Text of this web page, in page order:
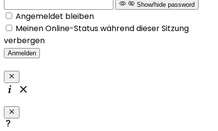
Show/hide password
Angemeldet bleiben
Meinen Online-Status während dieser Sitzung
verbergen